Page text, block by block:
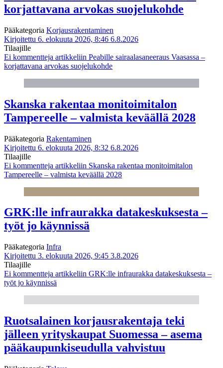
korjattavana arvokas suojelukohde
Pääkategoria Korjausrakentaminen
Kirjoitettu 6. elokuuta 2026, 8:46 6.8.2026
Tilaajille
Ei kommentteja artikkeliin Peabille sairaalasaneeraus Vaasassa –
korjattavana arvokas suojelukohde
Skanska rakentaa monitoimitalon
Tampereelle – valmista keväällä 2028
Pääkategoria Rakentaminen
Kirjoitettu 6. elokuuta 2026, 8:32 6.8.2026
Tilaajille
Ei kommentteja artikkeliin Skanska rakentaa monitoimitalon
Tampereelle – valmista keväällä 2028
GRK:lle infraurakka datakeskuksesta –
työt jo käynnissä
Pääkategoria Infra
Kirjoitettu 3. elokuuta 2026, 9:45 3.8.2026
Tilaajille
Ei kommentteja artikkeliin GRK:lle infraurakka datakeskuksesta –
työt jo käynnissä
Ruotsalainen korjausrakentaja teki
jälleen yrityskaupat Suomessa – asema
pääkaupunkiseudulla vahvistuu